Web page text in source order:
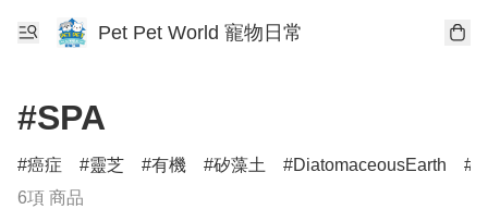
Pet Pet World 寵物日常
#SPA
癌症 靈芝 有機 矽藻土 DiatomaceousEarth
6項 商品